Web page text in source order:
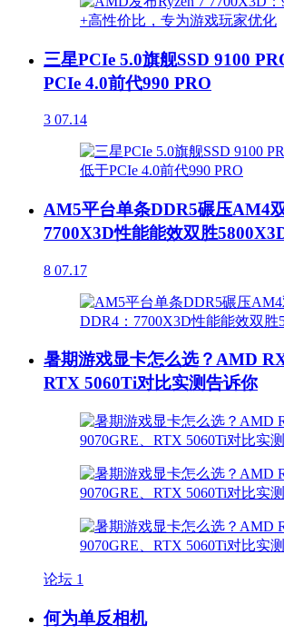
三星PCIe 5.0旗舰SSD 9100
PCIe 4.0前代990 PRO
3 07.14
AM5平台单条DDR5碾压AM4
7700X3D性能能效双胜
8 07.17
暑期游戏显卡怎么选？AMD RX
RTX 5060Ti对比实测告诉你
论坛 1
何为单反相机